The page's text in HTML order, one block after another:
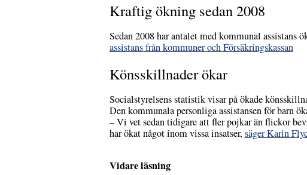
Kraftig ökning sedan 2008
Sedan 2008 har antalet med kommunal assistans
assistans från kommuner och Försäkringskassan
Könsskillnader ökar
Socialstyrelsens statistik visar på ökade
Den kommunala personliga assistansen för barn
– Vi vet sedan tidigare att fler pojkar än flickor
har ökat något inom vissa insatser, säger Karin
Vidare läsning